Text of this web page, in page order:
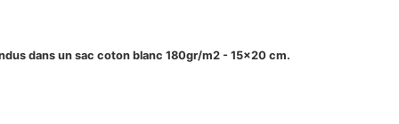
dans un sac coton blanc 180gr/m2 - 15x20 cm.